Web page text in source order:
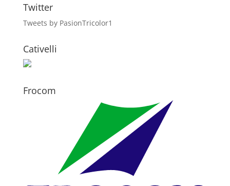
Twitter
Tweets by PasionTricolor1
Cativelli
Frocom